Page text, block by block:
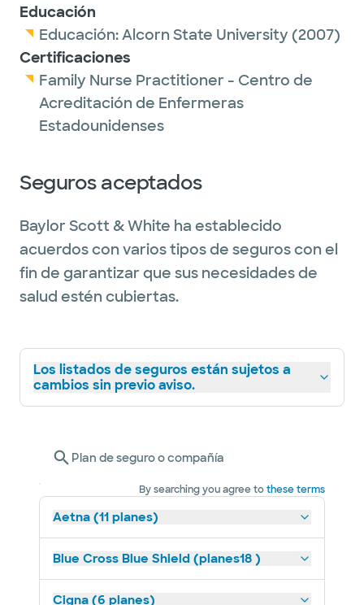
Educación
Educación:Alcorn State University (2007)
Certificaciones
Family Nurse Practitioner - Centro de
Acreditación de Enfermeras
Estadounidenses
Seguros aceptados
Baylor Scott & White ha establecido
acuerdos con varios tipos de seguros con el
fin de garantizar que sus necesidades de
salud estén cubiertas.
Los listados de seguros están sujetos a
cambios sin previo aviso.
Plan de seguro o compañía
By searching you agree tothese terms
Aetna (11 planes)
Blue Cross Blue Shield (planes18 )
Cigna (6 planes)